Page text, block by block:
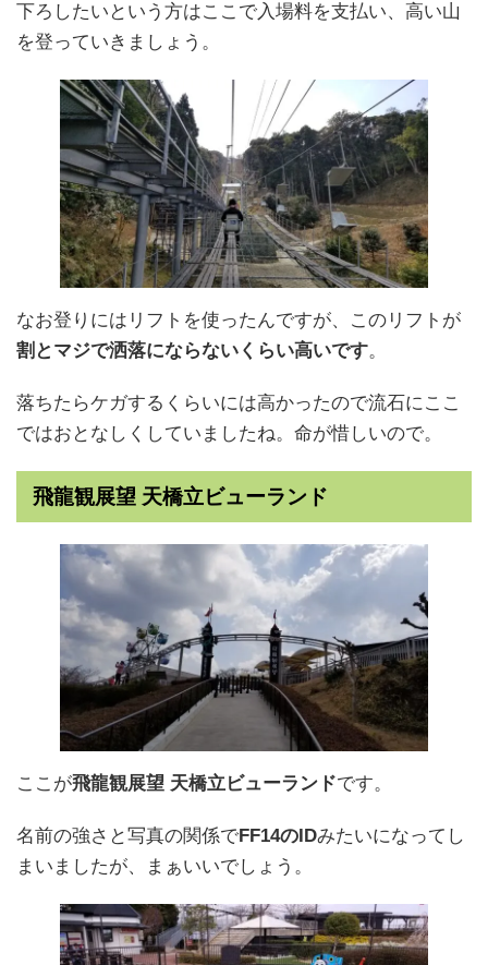
下ろしたいという方はここで入場料を支払い、高い山
を登っていきましょう。
なお登りにはリフトを使ったんですが、このリフトが
割とマジで洒落にならないくらい高いです。
落ちたらケガするくらいには高かったので流石にここ
ではおとなしくしていましたね。命が惜しいので。
飛龍観展望 天橋立ビューランド
ここが飛龍観展望 天橋立ビューランドです。
名前の強さと写真の関係でFF14のIDみたいになってし
まいましたが、まぁいいでしょう。